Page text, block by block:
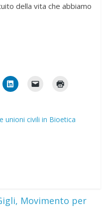
della vita che abbiamo
unioni civili in Bioetica
Movimento per